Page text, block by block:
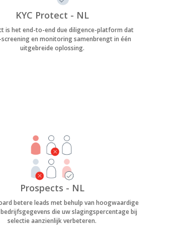
KYC Protect - NL
is het end-to-end due diligence-platform dat
screening en monitoring samenbrengt in één
uitgebreide oplossing.
Prospects - NL
betere leads met behulp van hoogwaardige
die uw slagingspercentage bij
selectie aanzienlijk verbeteren.